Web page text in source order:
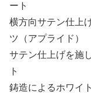
ート
横方向サテン仕上
ツ（アプライド）
サテン仕上げを施
ト
鋳造によるホワイ